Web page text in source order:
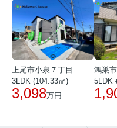
上尾市小泉７丁目
3LDK (104.33㎡)
3,098万円
鴻巣